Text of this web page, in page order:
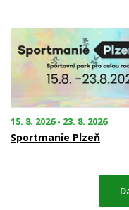
15. 8. 2026 - 23. 8. 2026
Sportmanie Plzeň